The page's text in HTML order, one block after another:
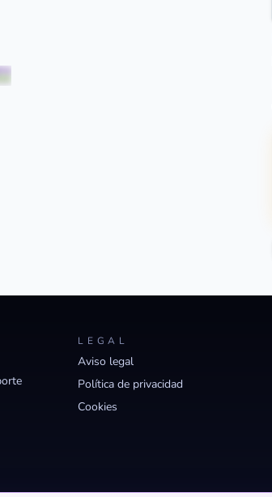
LEGAL
Aviso legal
Política de privacidad
Cookies